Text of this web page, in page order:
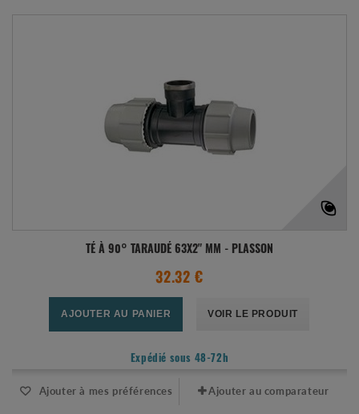
TÉ À 90° TARAUDÉ 63X2" MM - PLASSON
32.32 €
AJOUTER AU PANIER VOIR LE PRODUIT
Expédié sous 48-72h
Ajouter à mes préférences Ajouter au comparateur